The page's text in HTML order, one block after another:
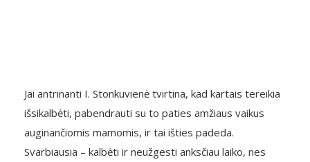
Jai antrinanti I. Stonkuvienė tvirtina, kad kartais tereikia
išsikalbėti, pabendrauti su to paties amžiaus vaikus
auginančiomis mamomis, ir tai išties padeda.
Svarbiausia – kalbėti ir neužgesti anksčiau laiko, nes